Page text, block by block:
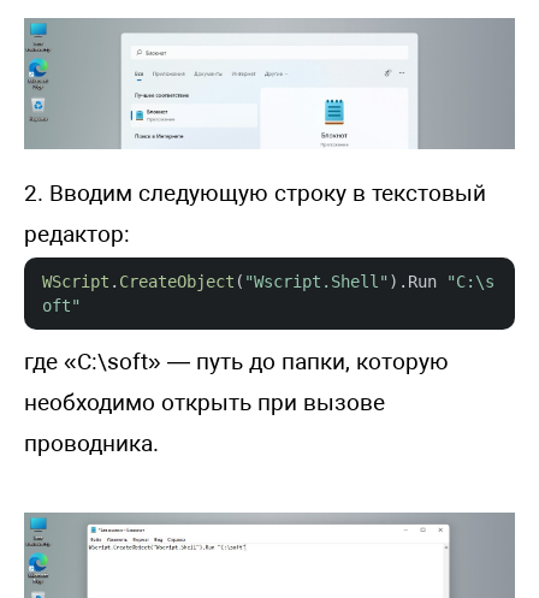
2. Вводим следующую строку в текстовый
редактор:
WScript . CreateObject ( "Wscript.Shell" ). Run
"C:\s
oft"
где «C:\soft» — путь до папки, которую
необходимо открыть при вызове
проводника.